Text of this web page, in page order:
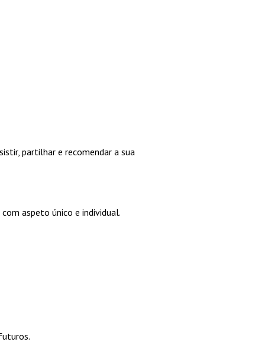
partilhar e recomendar a sua
aspeto único e individual.